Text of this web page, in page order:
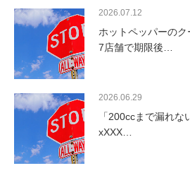
2026.07.12
ホットペッパーの
7店舗で期限後…
2026.06.29
「200ccまで漏れ
xXXX…